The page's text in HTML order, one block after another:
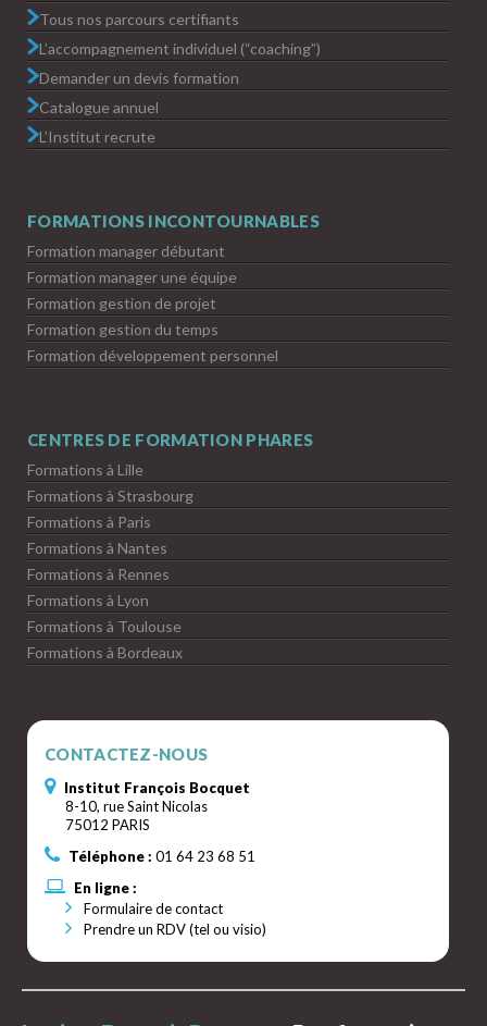
Tous nos parcours certifiants
L’accompagnement individuel (“coaching”)
Demander un devis formation
Catalogue annuel
L’Institut recrute
FORMATIONS INCONTOURNABLES
Formation manager débutant
Formation manager une équipe
Formation gestion de projet
Formation gestion du temps
Formation développement personnel
CENTRES DE FORMATION PHARES
Formations à Lille
Formations à Strasbourg
Formations à Paris
Formations à Nantes
Formations à Rennes
Formations à Lyon
Formations à Toulouse
Formations à Bordeaux
CONTACTEZ-NOUS
Institut François Bocquet
8-10, rue Saint Nicolas
75012 PARIS
Téléphone : 01 64 23 68 51
En ligne :
Formulaire de contact
Prendre un RDV (tel ou visio)